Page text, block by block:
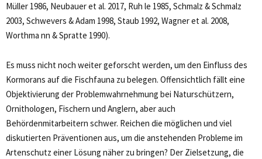
Müller 1986, Neubauer et al. 2017, Ruh le 1985, Schmalz & Schmalz
2003, Schwevers & Adam 1998, Staub 1992, Wagner et al. 2008,
Worthma nn & Spratte 1990).
Es muss nicht noch weiter geforscht werden, um den Einfluss des
Kormorans auf die Fischfauna zu belegen. Offensichtlich fällt eine
Objektivierung der Problemwahrnehmung bei Naturschützern,
Ornithologen, Fischern und Anglern, aber auch
Behördenmitarbeitern schwer. Reichen die möglichen und viel
diskutierten Präventionen aus, um die anstehenden Probleme im
Artenschutz einer Lösung näher zu bringen? Der Zielsetzung, die